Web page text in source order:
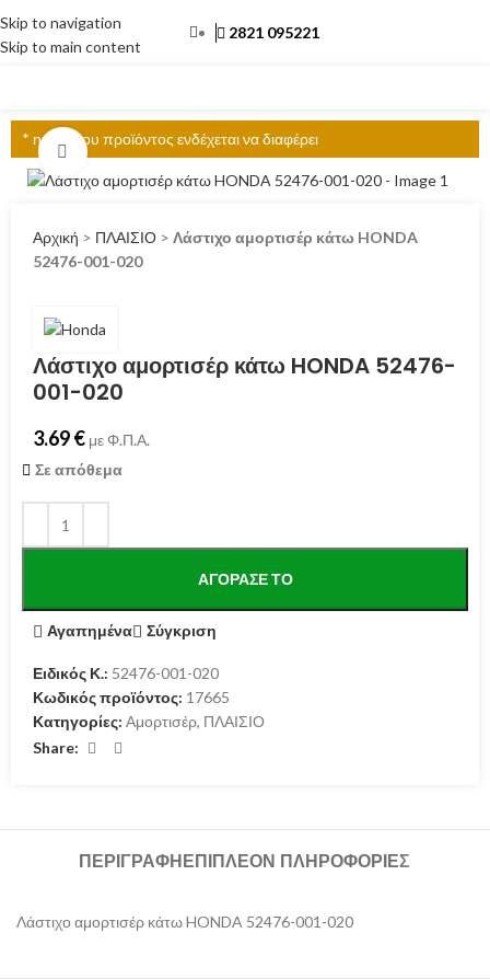
Skip to navigation
Skip to main content
2821 095221
* η τιμή του προϊόντος ενδέχεται να διαφέρει
Click to enlarge
Αρχική > ΠΛΑΙΣΙΟ > Λάστιχο αμορτισέρ κάτω HONDA
52476-001-020
Λάστιχο αμορτισέρ κάτω HONDA 52476-
001-020
3.69€ με Φ.Π.Α.
Σε απόθεμα
ΑΓΌΡΑΣΕ ΤΟ
Αγαπημένα Σύγκριση
Ειδικός Κ.: 52476-001-020
Κωδικός προϊόντος: 17665
Κατηγορίες: Αμορτισέρ, ΠΛΑΙΣΙΟ
Share:
ΠΕΡΙΓΡΑΦΉΕΠΙΠΛΈΟΝ ΠΛΗΡΟΦΟΡΊΕΣ
Λάστιχο αμορτισέρ κάτω HONDA 52476-001-020